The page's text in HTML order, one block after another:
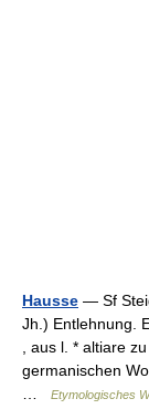
Hausse — Sf
Jh.) Entlehnung.
, aus l. * altiare
germanischen
Etymologisches